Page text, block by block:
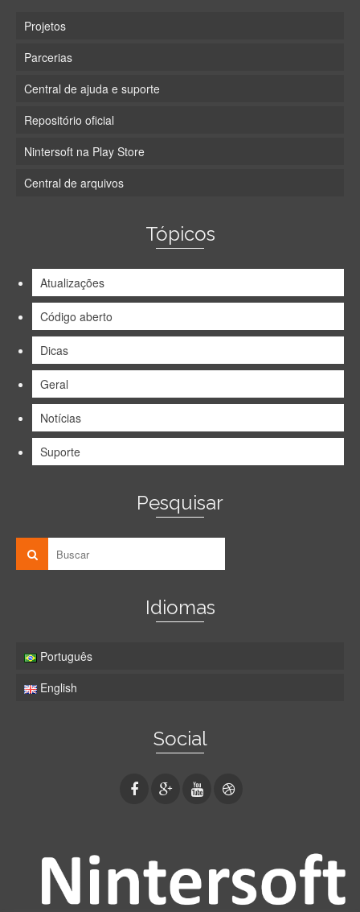
Projetos
Parcerias
Central de ajuda e suporte
Repositório oficial
Nintersoft na Play Store
Central de arquivos
Tópicos
Atualizações
Código aberto
Dicas
Geral
Notícias
Suporte
Pesquisar
Idiomas
Português
English
Social